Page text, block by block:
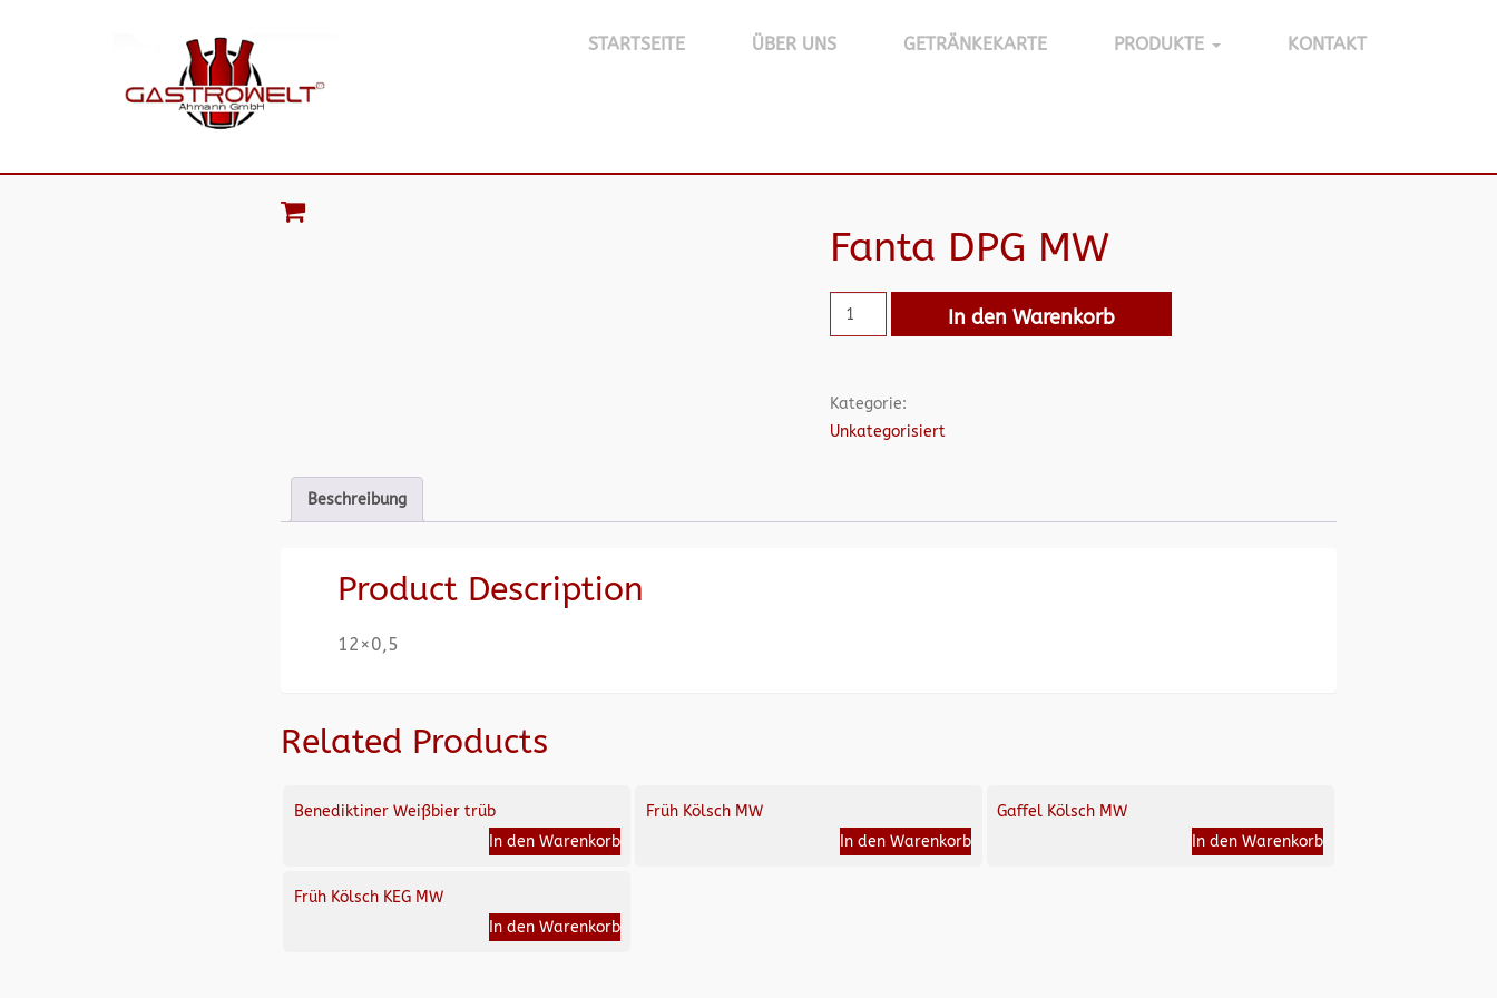
STARTSEITE ÜBER UNS GETRÄNKEKARTE PRODUKTE KONTAKT
Fanta DPG MW
In den Warenkorb
Kategorie:
Unkategorisiert
Beschreibung
Product Description
12×0,5
Related Products
Benediktiner Weißbier trüb
In den Warenkorb
Früh Kölsch MW
In den Warenkorb
Gaffel Kölsch MW
In den Warenkorb
Früh Kölsch KEG MW
In den Warenkorb